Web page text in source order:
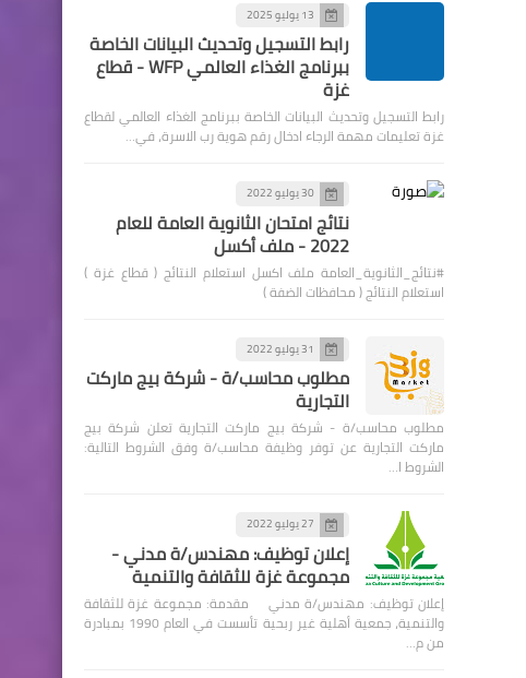
13 يوليو 2025
رابط التسجيل وتحديث البيانات الخاصة
ببرنامج الغذاء العالمي WFP - قطاع
غزة
رابط التسجيل وتحديث البيانات الخاصة ببرنامج الغذاء العالمي لقطاع
غزة تعليمات مهمة الرجاء ادخال رقم هوية رب الاسرة، في…
30 يوليو 2022
نتائج امتحان الثانوية العامة للعام
2022 - ملف أكسل
#نتائج_الثانوية_العامة ملف اكسل استعلام النتائج ( قطاع غزة )
استعلام النتائج ( محافظات الضفة )
31 يوليو 2022
مطلوب محاسب/ة - شركة بيج ماركت
التجارية
مطلوب محاسب/ة - شركة بيج ماركت التجارية تعلن شركة بيج
ماركت التجارية عن توفر وظيفة محاسب/ة وفق الشروط التالية:
الشروط ا…
27 يوليو 2022
إعلان توظيف: مهندس/ة مدني -
مجموعة غزة للثقافة والتنمية
إعلان توظيف: مهندس/ة مدني مقدمة: مجموعة غزة للثقافة
والتنمية، جمعية أهلية غير ربحية تأسست في العام 1990 بمبادرة
من م…